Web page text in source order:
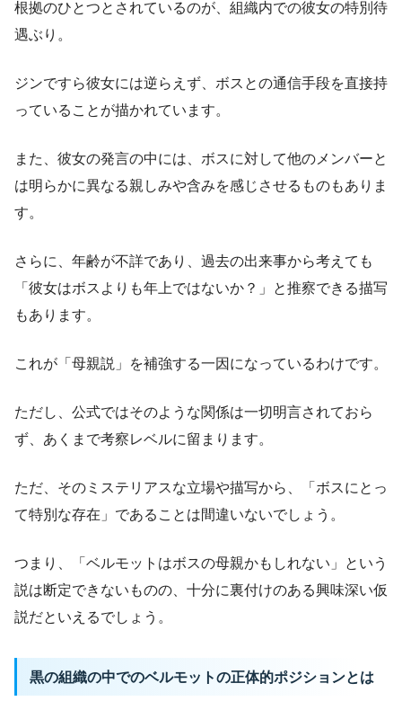
根拠のひとつとされているのが、組織内での彼女の特別待
遇ぶり。
ジンですら彼女には逆らえず、ボスとの通信手段を直接持
っていることが描かれています。
また、彼女の発言の中には、ボスに対して他のメンバーと
は明らかに異なる親しみや含みを感じさせるものもありま
す。
さらに、年齢が不詳であり、過去の出来事から考えても
「彼女はボスよりも年上ではないか？」と推察できる描写
もあります。
これが「母親説」を補強する一因になっているわけです。
ただし、公式ではそのような関係は一切明言されておら
ず、あくまで考察レベルに留まります。
ただ、そのミステリアスな立場や描写から、「ボスにとっ
て特別な存在」であることは間違いないでしょう。
つまり、「ベルモットはボスの母親かもしれない」という
説は断定できないものの、十分に裏付けのある興味深い仮
説だといえるでしょう。
黒の組織の中でのベルモットの正体的ポジションとは